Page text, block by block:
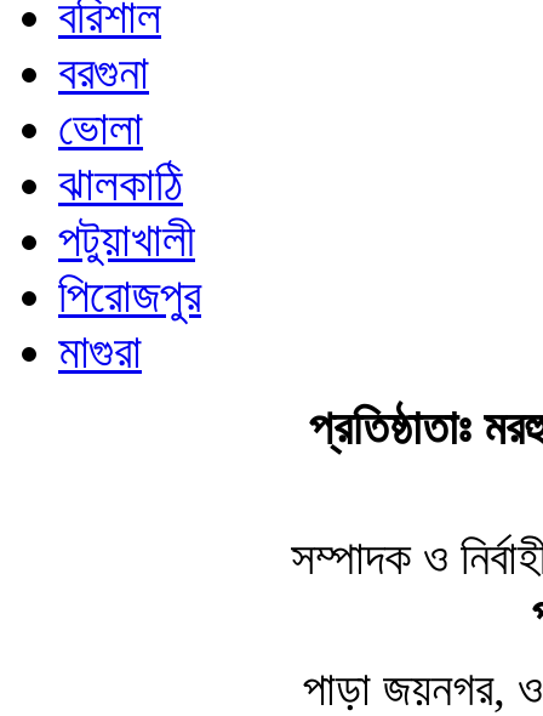
বরিশাল
বরগুনা
ভোলা
ঝালকাঠি
পটুয়াখালী
পিরোজপুর
মাগুরা
প্রতিষ্ঠাতাঃ
সম্পাদক ও
পাড়া জয়নগর,